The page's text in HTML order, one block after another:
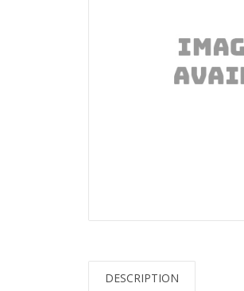
DESCRIPTION